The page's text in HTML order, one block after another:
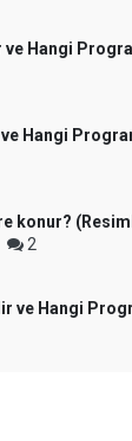
ve Hangi
Hangi
konur?
2
ve Hangi